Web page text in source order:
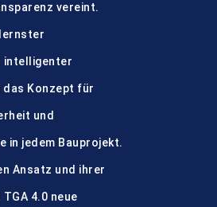
vereint.
intelligenter
Konzept für
und
jedem Bauprojekt.
Ansatz und ihrer
4.0 neue